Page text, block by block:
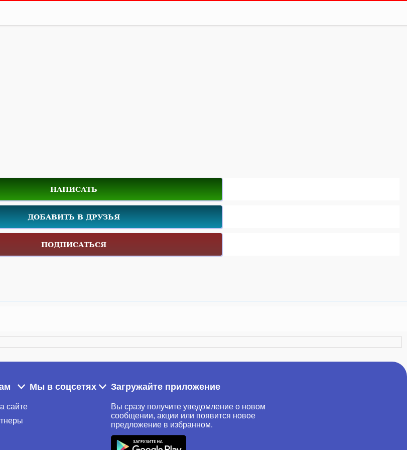
НАПИСАТЬ
ДОБАВИТЬ В ДРУЗЬЯ
ПОДПИСАТЬСЯ
сайте
Мы в соцсетях Загружайте приложение
Вы сразу получите уведомление о новом
сообщении, акции или появится новое
предложение в избранном.